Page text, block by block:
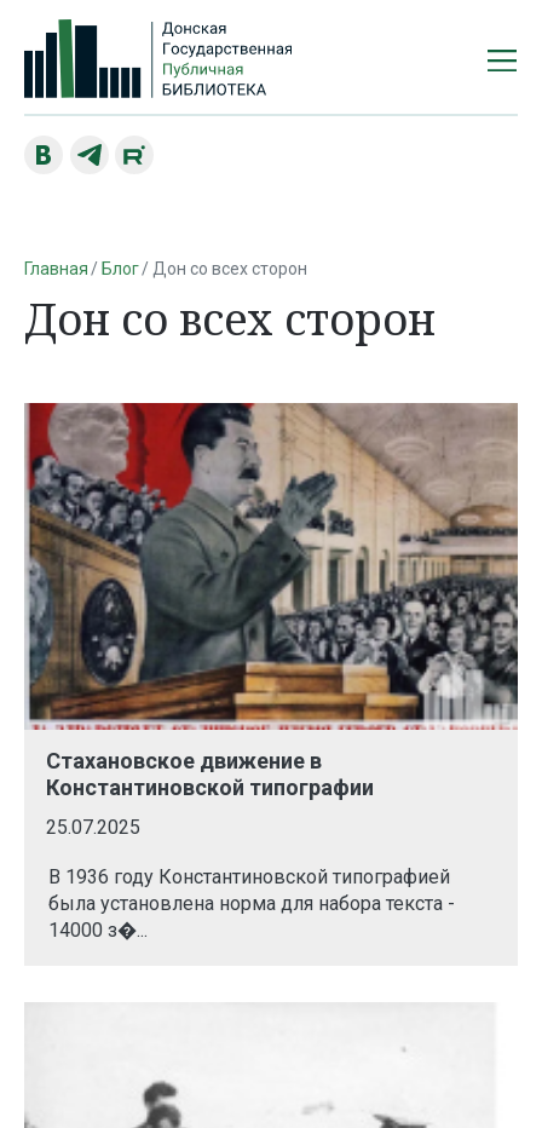
Главная Блог Дон со всех сторон
Дон со всех сторон
Стахановское движение в
Константиновской типографии
25.07.2025
В 1936 году Константиновской типографией
была установлена норма для набора текста -
14000 з�...